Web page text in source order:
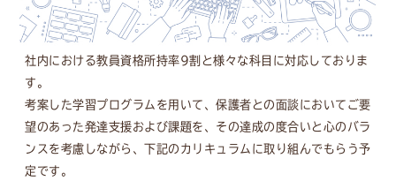
社内における教員資格所持率9割と様々な科目に対応しておりま
す。
考案した学習プログラムを用いて、保護者との面談においてご要
望のあった発達支援および課題を、その達成の度合いと心のバラ
ンスを考慮しながら、下記のカリキュラムに取り組んでもらう予
定です。